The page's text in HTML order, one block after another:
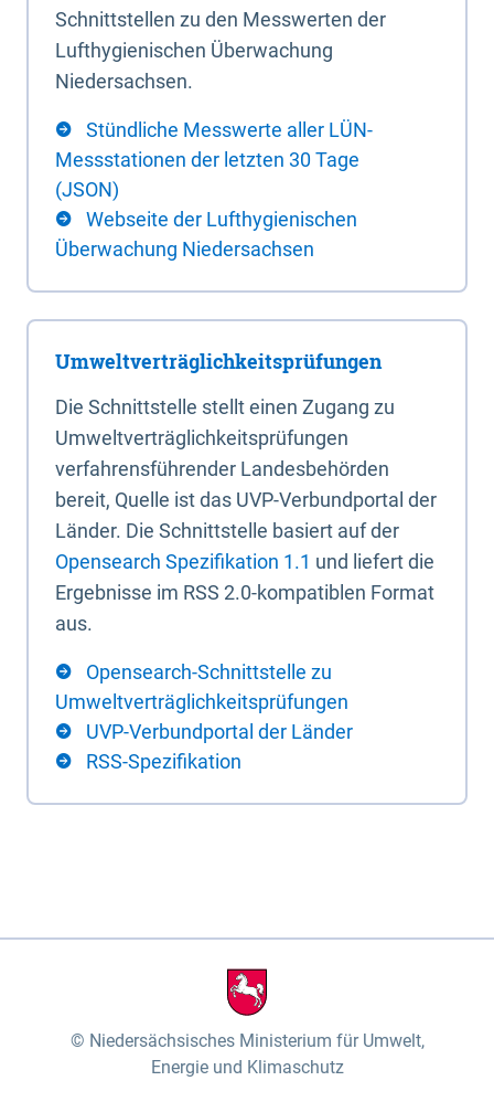
Schnittstellen zu den Messwerten der
Lufthygienischen Überwachung
Niedersachsen.
Stündliche Messwerte aller LÜN-
Messstationen der letzten 30 Tage
(JSON)
Webseite der Lufthygienischen
Überwachung Niedersachsen
Umweltverträglichkeitsprüfungen
Die Schnittstelle stellt einen Zugang zu
Umweltverträglichkeitsprüfungen
verfahrensführender Landesbehörden
bereit, Quelle ist das UVP-Verbundportal der
Länder. Die Schnittstelle basiert auf der
Opensearch Spezifikation 1.1 und liefert die
Ergebnisse im RSS 2.0-kompatiblen Format
aus.
Opensearch-Schnittstelle zu
Umweltverträglichkeitsprüfungen
UVP-Verbundportal der Länder
RSS-Spezifikation
Niedersächsisches Ministerium für Umwelt,
Energie und Klimaschutz